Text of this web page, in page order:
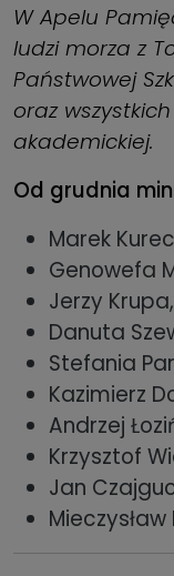
W Apelu
ludzi morza z
Państwowej
oraz
akademickiej.
Od grudnia
Marek
Genowefa
Jerzy Krupa,
Danuta
Stefania
Kazimierz
Andrzej
Krzysztof
Jan